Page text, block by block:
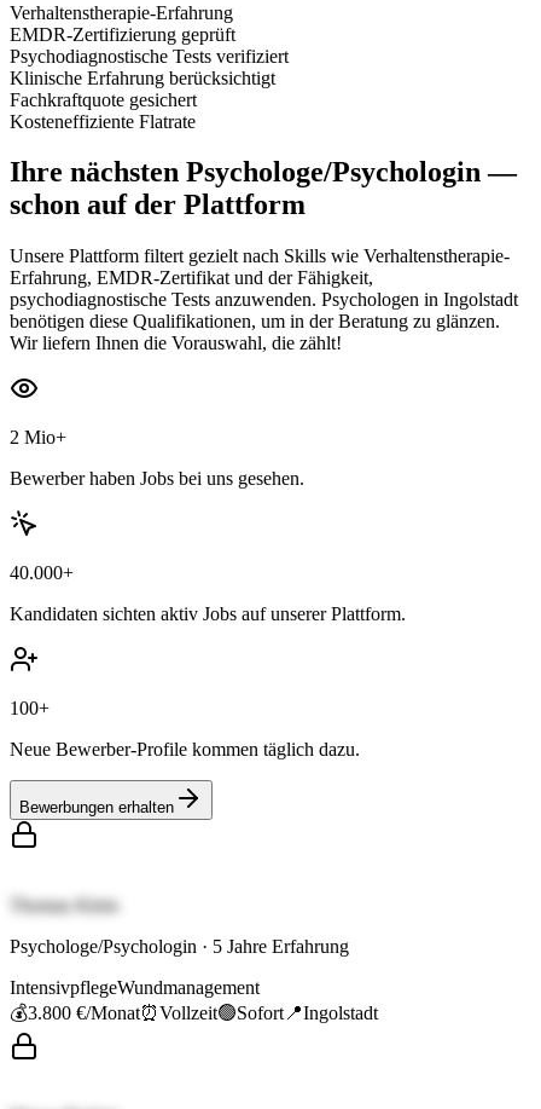
Verhaltenstherapie-Erfahrung
EMDR-Zertifizierung geprüft
Psychodiagnostische Tests verifiziert
Klinische Erfahrung berücksichtigt
Fachkraftquote gesichert
Kosteneffiziente Flatrate
Ihre nächsten Psychologe/Psychologin—
schon auf der Plattform
Unsere Plattform filtert gezielt nach Skills wie Verhaltenstherapie-
Erfahrung, EMDR-Zertifikat und der Fähigkeit,
psychodiagnostische Tests anzuwenden. Psychologen in Ingolstadt
benötigen diese Qualifikationen, um in der Beratung zu glänzen.
Wir liefern Ihnen die Vorauswahl, die zählt!
2 Mio+
Bewerber haben Jobs bei uns gesehen.
40.000+
Kandidaten sichten aktiv Jobs auf unserer Plattform.
100+
Neue Bewerber-Profile kommen täglich dazu.
Bewerbungen erhalten
Thomas Klein
Psychologe/Psychologin · 5 Jahre Erfahrung
IntensivpflegeWundmanagement
💰3.800 €/Monat⏰Vollzeit🟢Sofort 📍Ingolstadt